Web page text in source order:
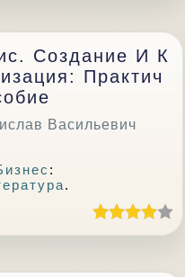
Создание И К
Практич
Васильевич
:
.